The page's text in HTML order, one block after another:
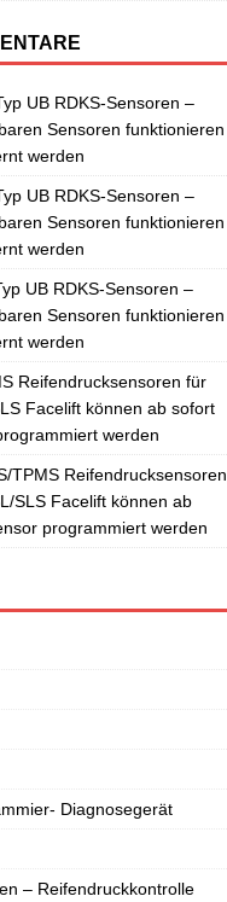
UB RDKS-Sensoren –
Sensoren funktionieren
werden
UB RDKS-Sensoren –
Sensoren funktionieren
werden
UB RDKS-Sensoren –
Sensoren funktionieren
werden
Reifendrucksensoren für
Facelift können ab sofort
werden
TPMS Reifendrucksensoren
SLS Facelift können ab
programmiert werden
Diagnosegerät
– Reifendruckkontrolle